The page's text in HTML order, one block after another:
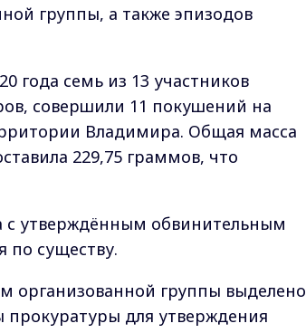
группы, а также эпизодов
года семь из 13 участников
совершили 11 покушений на
Владимира. Общая масса
229,75 граммов, что
с утверждённым обвинительным
по существу.
организованной группы выделено
прокуратуры для утверждения